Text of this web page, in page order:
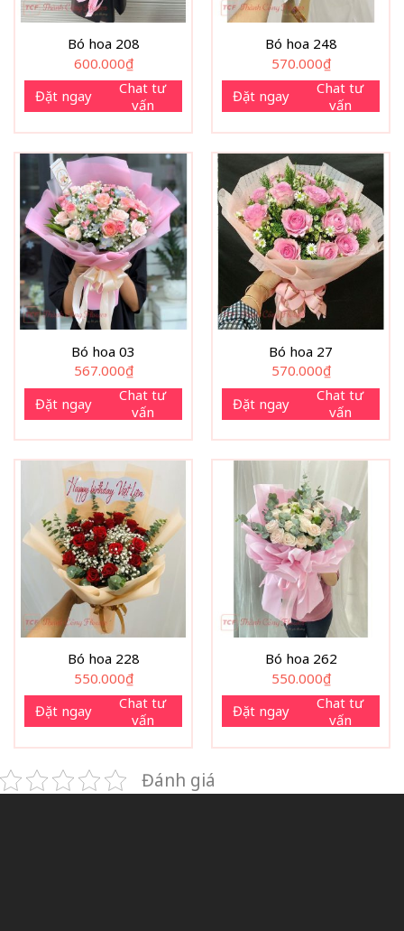
Bó hoa 208
600.000₫
Đặt ngay
Chat tư
vấn
Bó hoa 248
570.000₫
Đặt ngay
Chat tư
vấn
Bó hoa 03
567.000₫
Đặt ngay
Chat tư
vấn
Bó hoa 27
570.000₫
Đặt ngay
Chat tư
vấn
Bó hoa 228
550.000₫
Đặt ngay
Chat tư
vấn
Bó hoa 262
550.000₫
Đặt ngay
Chat tư
vấn
Đánh giá